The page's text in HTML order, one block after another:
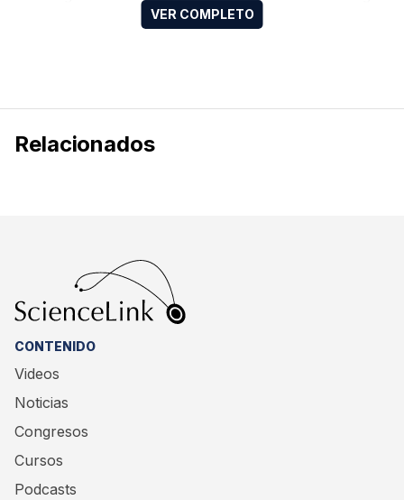
Relacionados
CONTENIDO
Videos
Noticias
Congresos
Cursos
Podcasts